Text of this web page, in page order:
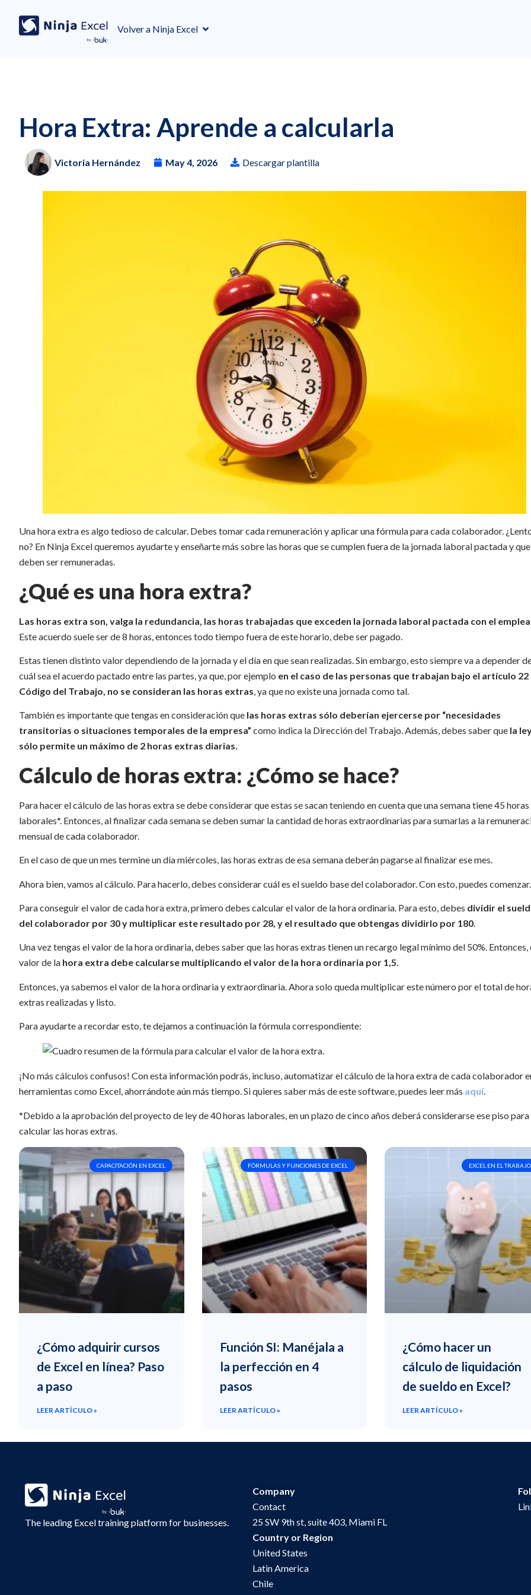
Volver a Ninja Excel
Hora Extra: Aprende a calcularla
Victoria Hernández May 4, 2026 Descargar plantilla
Una hora extra es algo tedioso de calcular. Debes tomar cada remuneración y aplicar una fórmula para cada colaborador.
no? En Ninja Excel queremos ayudarte y enseñarte más sobre las horas que se cumplen fuera de la jornada laboral pactada y que
deben ser remuneradas.
¿Qué es una hora extra?
Las horas extra son, valga la redundancia, las horas trabajadas que exceden la jornada laboral pactada con el
Este acuerdo suele ser de 8 horas, entonces todo tiempo fuera de este horario, debe ser pagado.
Estas tienen distinto valor dependiendo de la jornada y el día en que sean realizadas. Sin embargo, esto siempre va a depender
cuál sea el acuerdo pactado entre las partes, ya que, por ejemplo en el caso de las personas que trabajan bajo el artículo 22
Código del Trabajo, no se consideran las horas extras, ya que no existe una jornada como tal.
También es importante que tengas en consideración que las horas extras sólo deberían ejercerse por “necesidades
transitorias o situaciones temporales de la empresa” como indica la Dirección del Trabajo. Además, debes saber que la
sólo permite un máximo de 2 horas extras diarias.
Cálculo de horas extra: ¿Cómo se hace?
Para hacer el cálculo de las horas extra se debe considerar que estas se sacan teniendo en cuenta que una semana tiene 45 horas
laborales*. Entonces, al finalizar cada semana se deben sumar la cantidad de horas extraordinarias para sumarlas a la
mensual de cada colaborador.
En el caso de que un mes termine un día miércoles, las horas extras de esa semana deberán pagarse al finalizar ese mes.
Ahora bien, vamos al cálculo. Para hacerlo, debes considerar cuál es el sueldo base del colaborador. Con esto, puedes comenzar.
Para conseguir el valor de cada hora extra, primero debes calcular el valor de la hora ordinaria. Para esto, debes dividir el
del colaborador por 30 y multiplicar este resultado por 28, y el resultado que obtengas dividirlo por 180.
Una vez tengas el valor de la hora ordinaria, debes saber que las horas extras tienen un recargo legal mínimo del 50%. Entonces,
valor de la hora extra debe calcularse multiplicando el valor de la hora ordinaria por 1,5.
Entonces, ya sabemos el valor de la hora ordinaria y extraordinaria. Ahora solo queda multiplicar este número por el total de
extras realizadas y listo.
Para ayudarte a recordar esto, te dejamos a continuación la fórmula correspondiente:
¡No más cálculos confusos! Con esta información podrás, incluso, automatizar el cálculo de la hora extra de cada colaborador
herramientas como Excel, ahorrándote aún más tiempo. Si quieres saber más de este software, puedes leer más aquí.
*Debido a la aprobación del proyecto de ley de 40 horas laborales, en un plazo de cinco años deberá considerarse ese piso para
calcular las horas extras.
CAPACITACIÓN EN EXCEL
¿Cómo adquirir cursos
de Excel en línea? Paso
a paso
LEER ARTÍCULO »
FÓRMULAS Y FUNCIONES DE EXCEL
Función SI: Manéjala a
la perfección en 4
pasos
LEER ARTÍCULO »
EXCEL EN EL TRABAJO
¿Cómo hacer un
cálculo de liquidación
de sueldo en Excel?
LEER ARTÍCULO »
The leading Excel training platform for businesses.
Company
Contact
25 SW 9th st, suite 403, Miami FL
Country or Region
United States
Latin America
Chile